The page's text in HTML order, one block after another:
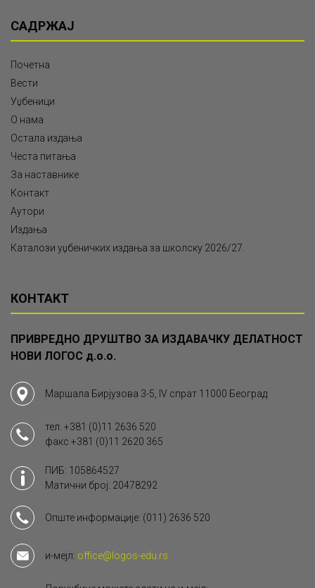
САДРЖАЈ
Почетна
Вести
Уџбеници
О нама
Остала издања
Честа питања
За наставнике
Контакт
Аутори
Издања
Каталози уџбеничких издања за школску 2026/27.
КОНТАКТ
ПРИВРЕДНО ДРУШТВО ЗА ИЗДАВАЧКУ ДЕЛАТНОСТ
НОВИ ЛОГОС д.о.о.
Маршала Бирјузова 3-5, IV спрат 11000 Београд
тел. +381 (0)11 2636 520
факс +381 (0)11 2620 365
ПИБ: 105864527
Матични број: 20478292
Опште информације: (011) 2636 520
и-мејл: office@logos-edu.rs